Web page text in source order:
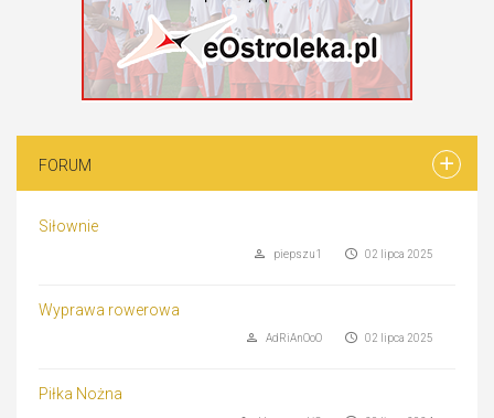
FORUM
Siłownie
02 lipca 2025
piepszu1
Wyprawa rowerowa
02 lipca 2025
AdRiAnOoO
Piłka Nożna